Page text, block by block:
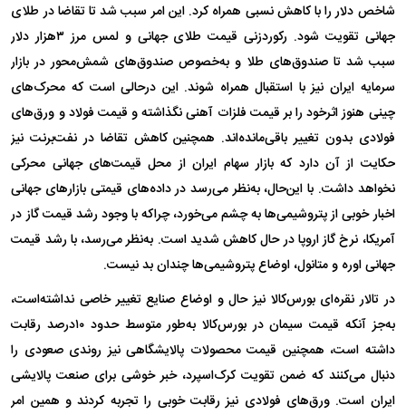
شاخص دلار را با کاهش نسبی همراه کرد. این امر سبب شد تا تقاضا در طلای
جهانی تقویت شود. رکوردزنی قیمت طلای جهانی و لمس مرز ۳هزار دلار
سبب شد تا صندوق‌های طلا و به‌خصوص صندوق‌های شمش‌محور در بازار
سرمایه ایران نیز با استقبال همراه شوند. این درحالی است که محرک‌های
چینی هنوز اثرخود را بر قیمت فلزات آهنی نگذاشته و قیمت فولاد و ورق‌های
فولادی بدون تغییر باقی‌مانده‌اند. همچنین کاهش تقاضا در نفت‌برنت نیز
حکایت از آن دارد که بازار سهام ایران از محل قیمت‌های جهانی محرکی
نخواهد داشت. با این‌حال، به‌نظر می‌رسد در داده‌های قیمتی بازار‌های جهانی
اخبار خوبی از پتروشیمی‌ها به چشم می‌خورد، چراکه با وجود رشد قیمت گاز در
آمریکا، نرخ گاز اروپا در حال کاهش شدید است. به‌نظر می‌رسد، با رشد قیمت
جهانی اوره و متانول، اوضاع پتروشیمی‌ها چندان بد نیست.
در تالار نقره‌ای بورس‌کالا نیز حال و اوضاع صنایع تغییر خاصی نداشته‌است،
به‌جز آنکه قیمت سیمان در بورس‌کالا به‌طور متوسط حدود ۱۰درصد رقابت
د‌اشته است، همچنین قیمت محصولات پالایشگاهی نیز روندی صعودی را
دنبال می‌کنند که ضمن تقویت کرک‌اسپرد، خبر خوشی برای صنعت پالایشی
ایران است. ورق‌های فولادی نیز رقابت خوبی را تجربه کردند و همین امر